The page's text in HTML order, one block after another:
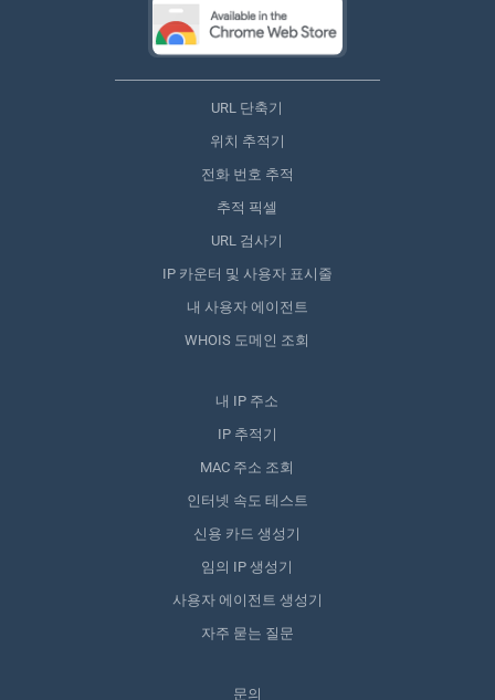
URL 단축기
위치 추적기
전화 번호 추적
추적 픽셀
URL 검사기
IP 카운터 및 사용자 표시줄
내 사용자 에이전트
WHOIS 도메인 조회
내 IP 주소
IP 추적기
MAC 주소 조회
인터넷 속도 테스트
신용 카드 생성기
임의 IP 생성기
사용자 에이전트 생성기
자주 묻는 질문
문의